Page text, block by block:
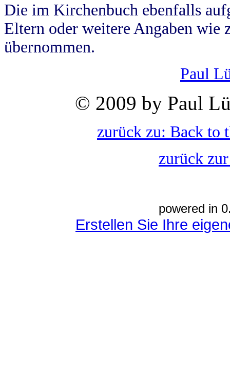
Die im Kirchenbuch ebenfalls
Eltern oder weitere Angaben wie
übernommen.
Paul
© 2009 by Paul
zurück zu: Back to
zurück
powered in
Erstellen Sie Ihre